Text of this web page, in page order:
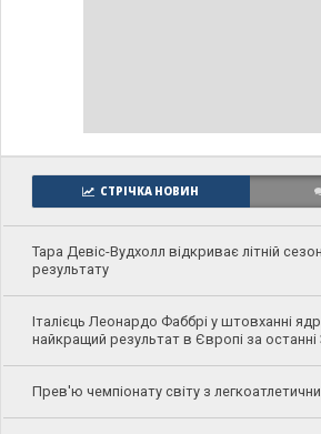
СТРІЧКА НОВИН
Тара Девіс-Вудхолл відкриває літній
результату
Італієць Леонардо Фаббрі у штовханні
найкращий результат в Європі за останні
Прев'ю чемпіонату світу з